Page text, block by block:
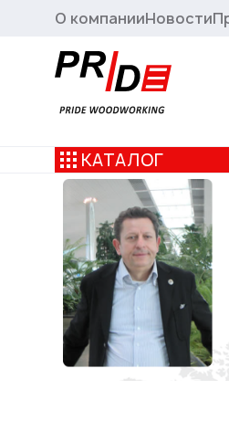
О компанииНовости
КАТАЛОГ
Главная